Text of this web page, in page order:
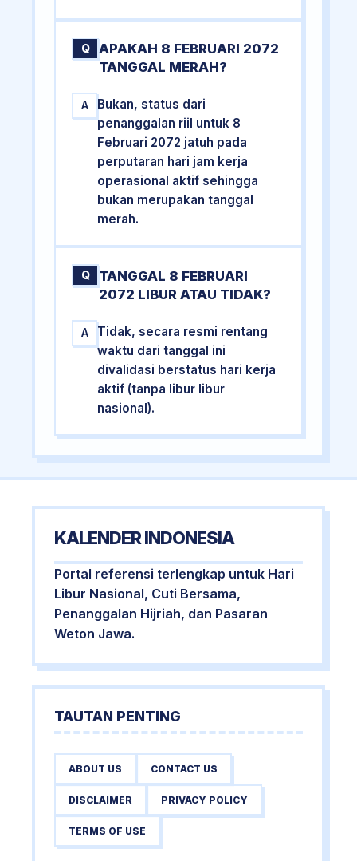
Q
APAKAH 8 FEBRUARI 2072
TANGGAL MERAH?
A
Bukan, status dari
penanggalan riil untuk 8
Februari 2072 jatuh pada
perputaran hari jam kerja
operasional aktif sehingga
bukan merupakan tanggal
merah.
Q
TANGGAL 8 FEBRUARI
2072 LIBUR ATAU TIDAK?
A
Tidak, secara resmi rentang
waktu dari tanggal ini
divalidasi berstatus hari kerja
aktif (tanpa libur libur
nasional).
KALENDER INDONESIA
Portal referensi terlengkap untuk Hari
Libur Nasional, Cuti Bersama,
Penanggalan Hijriah, dan Pasaran
Weton Jawa.
TAUTAN PENTING
ABOUT US CONTACT US
DISCLAIMER PRIVACY POLICY
TERMS OF USE